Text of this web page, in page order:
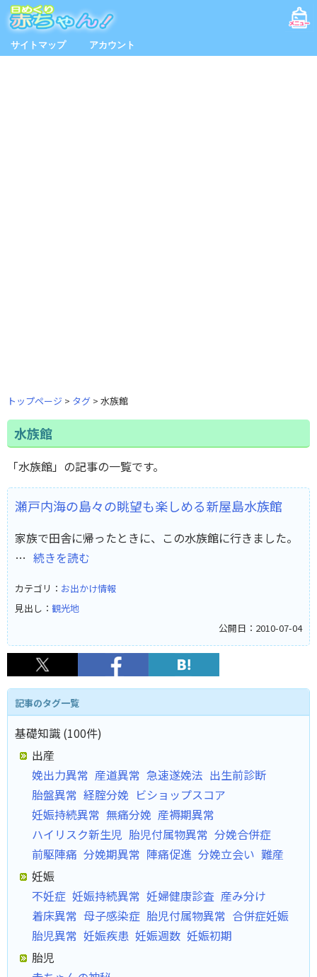
サイトマップ アカウント
トップページ タグ 水族館
水族館
「水族館」の記事の一覧です。
瀬戸内海の島々の眺望も楽しめる新屋島水族館
家族で田舎に帰ったときに、この水族館に行きました。
… 続きを読む
カテゴリ： お出かけ情報
見出し： 観光地
公開日：2010-07-04
記事のタグ一覧
基礎知識 (100件)
出産
娩出力異常 産道異常 急速遂娩法 出生前診断
胎盤異常 経腟分娩 ビショップスコア
妊娠持続異常 無痛分娩 産褥期異常
ハイリスク新生児 胎児付属物異常 分娩合併症
前駆陣痛 分娩期異常 陣痛促進 分娩立会い 難産
妊娠
不妊症 妊娠持続異常 妊婦健康診査 産み分け
着床異常 母子感染症 胎児付属物異常 合併症妊娠
胎児異常 妊娠疾患 妊娠週数 妊娠初期
胎児